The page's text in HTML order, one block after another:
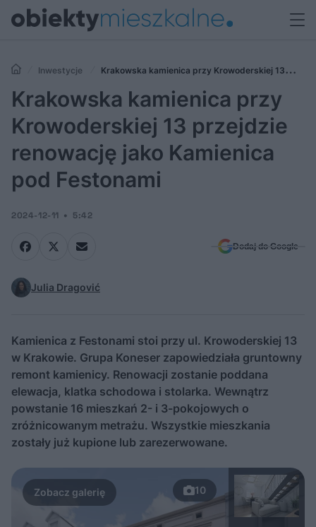
Inwestycje
Krakowska kamienica przy Krowoderskiej 13
przejdzie renowację jako Kamienica pod Festonami
Krakowska kamienica przy
Krowoderskiej 13 przejdzie
renowację jako Kamienica
pod Festonami
2024-12-11 5:42
Dodaj do Google
Julia Dragović
Kamienica z Festonami stoi przy ul. Krowoderskiej 13
w Krakowie. Grupa Koneser zapowiedziała gruntowny
remont kamienicy. Renowacji zostanie poddana
elewacja, klatka schodowa i stolarka. Wewnątrz
powstanie 16 mieszkań 2- i 3-pokojowych o
zróżnicowanym metrażu. Wszystkie mieszkania
zostały już kupione lub zarezerwowane.
10